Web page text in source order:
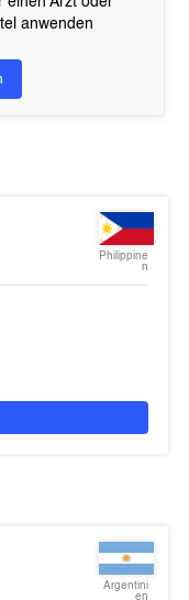
anwenden
Philippine
n
Argentini
en